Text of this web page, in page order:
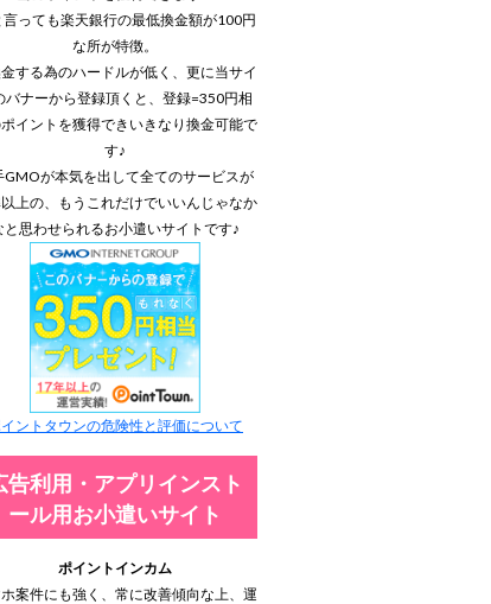
言っても楽天銀行の最低換金額が100円
な所が特徴。
する為のハードルが低く、更に当サイ
バナーから登録頂くと、登録=350円相
イントを獲得できいきなり換金可能で
す♪
GMOが本気を出して全てのサービスが
上の、もうこれだけでいいんじゃなか
と思わせられるお小遣いサイトです♪
ントタウンの危険性と評価について
告利用・アプリインスト
ール用お小遣いサイト
ポイントインカム
案件にも強く、常に改善傾向な上、運